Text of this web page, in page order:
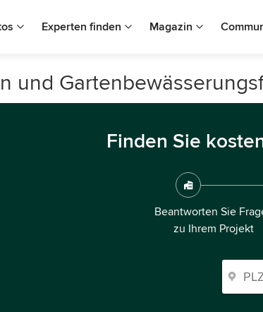
Experten finden Magazin
und
Finden Sie
Beantworten Sie
zu Ihrem Projekt